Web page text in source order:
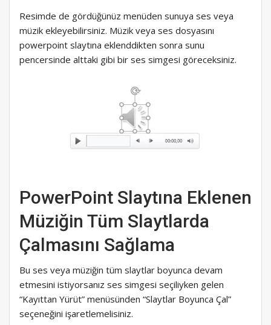
Resimde de gördüğünüz menüden sunuya ses veya
müzik ekleyebilirsiniz. Müzik veya ses dosyasını
powerpoint slaytına eklenddikten sonra sunu
pencersinde alttaki gibi bir ses simgesi göreceksiniz.
PowerPoint Slaytına Eklenen
Müziğin Tüm Slaytlarda
Çalmasını Sağlama
Bu ses veya müziğin tüm slaytlar boyunca devam
etmesini istiyorsanız ses simgesi seçiliyken gelen
“Kayıttan Yürüt” menüsünden “Slaytlar Boyunca Çal”
seçeneğini işaretlemelisiniz.